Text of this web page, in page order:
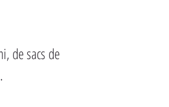
de sacs de